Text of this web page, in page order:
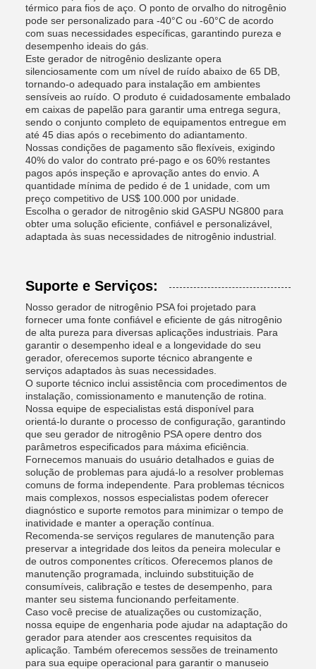
térmico para fios de aço. O ponto de orvalho do nitrogênio
pode ser personalizado para -40°C ou -60°C de acordo
com suas necessidades específicas, garantindo pureza e
desempenho ideais do gás.
Este gerador de nitrogênio deslizante opera
silenciosamente com um nível de ruído abaixo de 65 DB,
tornando-o adequado para instalação em ambientes
sensíveis ao ruído. O produto é cuidadosamente embalado
em caixas de papelão para garantir uma entrega segura,
sendo o conjunto completo de equipamentos entregue em
até 45 dias após o recebimento do adiantamento.
Nossas condições de pagamento são flexíveis, exigindo
40% do valor do contrato pré-pago e os 60% restantes
pagos após inspeção e aprovação antes do envio. A
quantidade mínima de pedido é de 1 unidade, com um
preço competitivo de US$ 100.000 por unidade.
Escolha o gerador de nitrogênio skid GASPU NG800 para
obter uma solução eficiente, confiável e personalizável,
adaptada às suas necessidades de nitrogênio industrial.
Suporte e Serviços:
Nosso gerador de nitrogênio PSA foi projetado para
fornecer uma fonte confiável e eficiente de gás nitrogênio
de alta pureza para diversas aplicações industriais. Para
garantir o desempenho ideal e a longevidade do seu
gerador, oferecemos suporte técnico abrangente e
serviços adaptados às suas necessidades.
O suporte técnico inclui assistência com procedimentos de
instalação, comissionamento e manutenção de rotina.
Nossa equipe de especialistas está disponível para
orientá-lo durante o processo de configuração, garantindo
que seu gerador de nitrogênio PSA opere dentro dos
parâmetros especificados para máxima eficiência.
Fornecemos manuais do usuário detalhados e guias de
solução de problemas para ajudá-lo a resolver problemas
comuns de forma independente. Para problemas técnicos
mais complexos, nossos especialistas podem oferecer
diagnóstico e suporte remotos para minimizar o tempo de
inatividade e manter a operação contínua.
Recomenda-se serviços regulares de manutenção para
preservar a integridade dos leitos da peneira molecular e
de outros componentes críticos. Oferecemos planos de
manutenção programada, incluindo substituição de
consumíveis, calibração e testes de desempenho, para
manter seu sistema funcionando perfeitamente.
Caso você precise de atualizações ou customização,
nossa equipe de engenharia pode ajudar na adaptação do
gerador para atender aos crescentes requisitos da
aplicação. Também oferecemos sessões de treinamento
para sua equipe operacional para garantir o manuseio